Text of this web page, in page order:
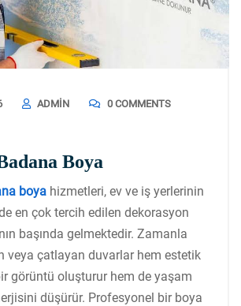
ADMIN
0 COMMENTS
Boya
boya hizmetleri, ev ve iş yerlerinin
en çok tercih edilen dekorasyon
başında gelmektedir. Zamanla
veya çatlayan duvarlar hem estetik
görüntü oluşturur hem de yaşam
düşürür. Profesyonel bir boya